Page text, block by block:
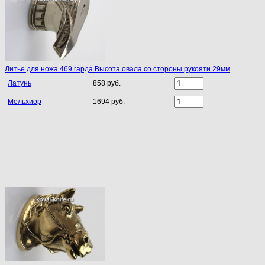
Литье для ножа 469 гарда.Высота овала со стороны рукояти 29мм
Латунь
858 руб.
Мельхиор 1694 руб.